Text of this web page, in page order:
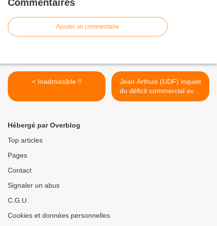
Commentaires
Ajouter un commentaire
< Inadmissible !!
Jean Arthuis (UDF) inquiet
du déficit commercial avec
la Chine >
Hébergé par Overblog
Top articles
Pages
Contact
Signaler un abus
C.G.U.
Cookies et données personnelles